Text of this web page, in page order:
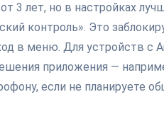
3 лет, но в настройках
контроль». Это
в меню. Для устройств с
приложения —
если не планируете